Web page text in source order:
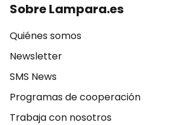
Sobre Lampara.es
Quiénes somos
Newsletter
SMS News
Programas de cooperación
Trabaja con nosotros